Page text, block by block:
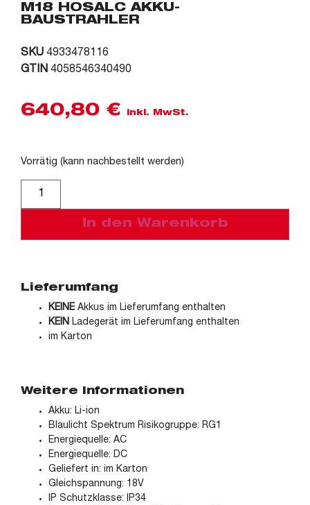
M18 HOSALC AKKU-
BAUSTRAHLER
SKU 4933478116
GTIN 4058546340490
640,80 € inkl. MwSt.
Vorrätig (kann nachbestellt werden)
In den Warenkorb
Lieferumfang
KEINEAkkus im Lieferumfang enthalten
KEIN Ladegerät im Lieferumfang enthalten
im Karton
Weitere Informationen
Akku: Li-ion
Blaulicht Spektrum Risikogruppe: RG1
Energiequelle: AC
Energiequelle: DC
Geliefert in: im Karton
Gleichspannung: 18V
IP Schutzklasse: IP34